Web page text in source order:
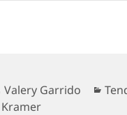
Autor
Valery Garrido